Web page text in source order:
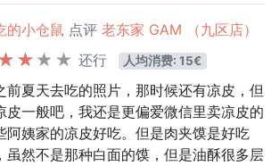
的小仓鼠 点评 老东家 GAM （九区店）
还行
人均消费: 15€
前夏天去吃的照片，那时候还有凉皮，但
皮一般吧，我还是更偏爱微信里卖凉皮的
阿姨家的凉皮好吃。但是肉夹馍是好吃
虽然不是那种白面的馍，但是油酥很多层